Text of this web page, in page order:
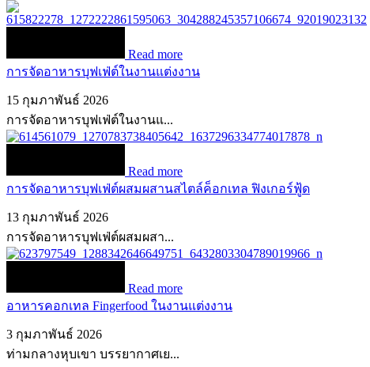
Read more
การจัดอาหารบุฟเฟ่ต์ในงานแต่งงาน
15 กุมภาพันธ์ 2026
การจัดอาหารบุฟเฟ่ต์ในงานแ...
Read more
การจัดอาหารบุฟเฟ่ต์ผสมผสานสไตล์ค็อกเทล ฟิงเกอร์ฟู้ด
13 กุมภาพันธ์ 2026
การจัดอาหารบุฟเฟ่ต์ผสมผสา...
Read more
อาหารคอกเทล Fingerfood ในงานแต่งงาน
3 กุมภาพันธ์ 2026
ท่ามกลางหุบเขา บรรยากาศเย...